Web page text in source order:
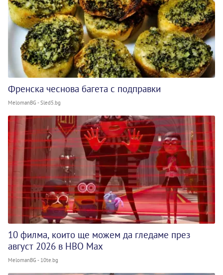
Френска чеснова багета с подправки
MelomanBG - Sled5.bg
10 филма, които ще можем да гледаме през
август 2026 в HBO Max
MelomanBG - 10te.bg